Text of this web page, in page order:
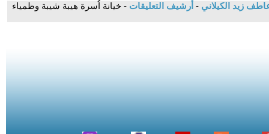
زيد الكيلاني - أرشيف التعليقات - خيانة اُسرة هيبة شيبة وظمياء